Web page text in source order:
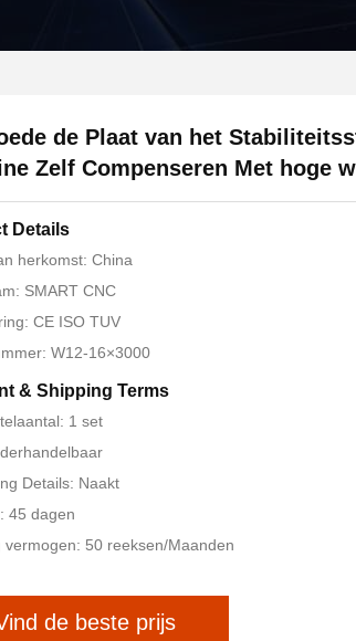
de Plaat van het
Zelf Compenseren Met hoge
Details
herkomst: China
SMART CNC
CE ISO TUV
W12-16×3000
& Shipping Terms
1 set
Details: Naakt
45 dagen
vermogen: 50 reeksen/Maanden
de beste prijs